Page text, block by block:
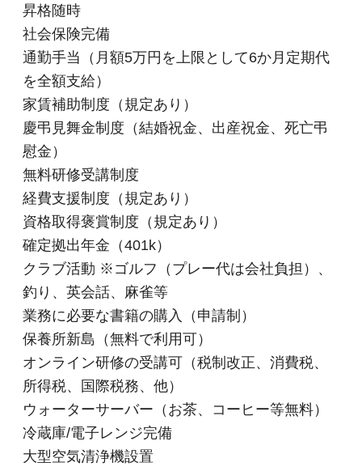
昇格随時
社会保険完備
通勤手当（月額5万円を上限として6か月定期代
を全額支給）
家賃補助制度（規定あり）
慶弔見舞金制度（結婚祝金、出産祝金、死亡弔
慰金）
無料研修受講制度
経費支援制度（規定あり）
資格取得褒賞制度（規定あり）
確定拠出年金（401k）
クラブ活動 ※ゴルフ（プレー代は会社負担）、
釣り、英会話、麻雀等
業務に必要な書籍の購入（申請制）
保養所新島（無料で利用可）
オンライン研修の受講可（税制改正、消費税、
所得税、国際税務、他）
ウォーターサーバー（お茶、コーヒー等無料）
冷蔵庫/電子レンジ完備
大型空気清浄機設置